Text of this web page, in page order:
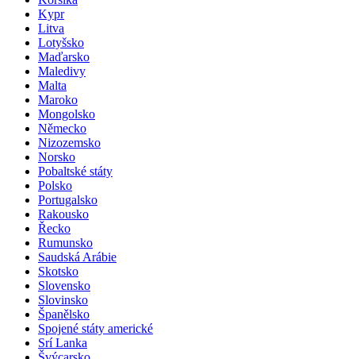
Kypr
Litva
Lotyšsko
Maďarsko
Maledivy
Malta
Maroko
Mongolsko
Německo
Nizozemsko
Norsko
Pobaltské státy
Polsko
Portugalsko
Rakousko
Řecko
Rumunsko
Saudská Arábie
Skotsko
Slovensko
Slovinsko
Španělsko
Spojené státy americké
Srí Lanka